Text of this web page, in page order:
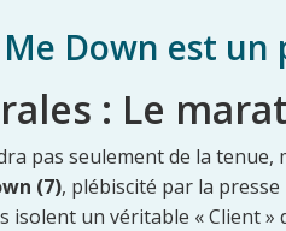
Down est
: Le
pas seulement de la
(7), plébiscité par la
isolent un véritable « Client